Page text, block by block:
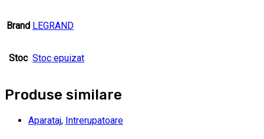
Brand LEGRAND
Stoc Stoc epuizat
Produse similare
Aparataj, Intrerupatoare